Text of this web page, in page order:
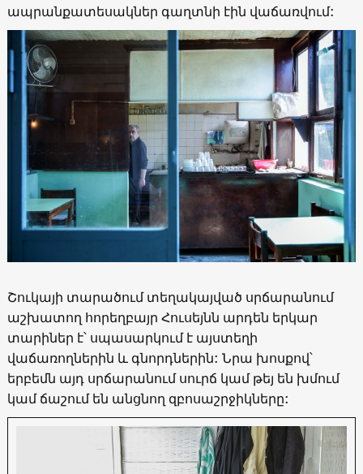
ապրանքատեսակներ գաղտնի էին վաճառվում:
Շուկայի տարածում տեղակայված սրճարանում
աշխատող հորեղբայր Հուսեյնն արդեն երկար
տարիներ է՝ սպասարկում է այստեղի
վաճառողներին և գնորդներին: Նրա խոսքով՝
երբեմն այդ սրճարանում սուրճ կամ թեյ են խմում
կամ ճաշում են անցնող զբոսաշրջիկները: